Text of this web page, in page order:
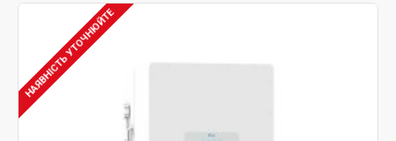
НАЯВНІСТЬ УТОЧНЮЙТЕ